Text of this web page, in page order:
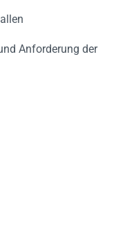
Anforderung der